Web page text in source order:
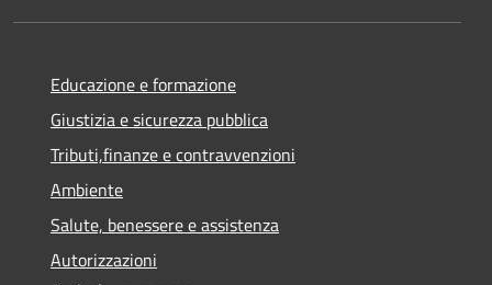
Educazione e formazione
Giustizia e sicurezza pubblica
Tributi,finanze e contravvenzioni
Ambiente
Salute, benessere e assistenza
Autorizzazioni